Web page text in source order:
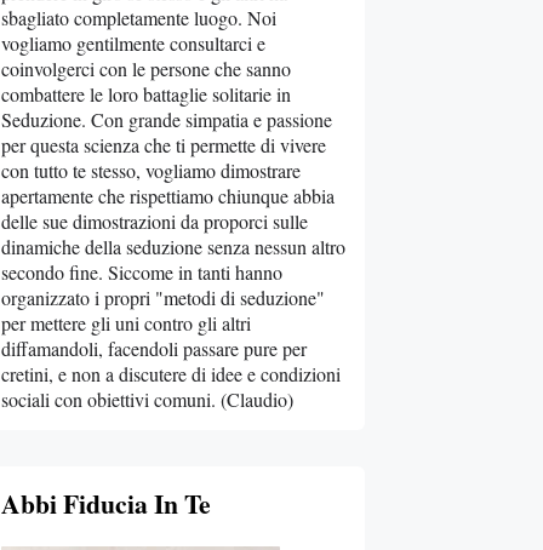
sbagliato completamente luogo. Noi
vogliamo gentilmente consultarci e
coinvolgerci con le persone che sanno
combattere le loro battaglie solitarie in
Seduzione. Con grande simpatia e passione
per questa scienza che ti permette di vivere
con tutto te stesso, vogliamo dimostrare
apertamente che rispettiamo chiunque abbia
delle sue dimostrazioni da proporci sulle
dinamiche della seduzione senza nessun altro
secondo fine. Siccome in tanti hanno
organizzato i propri "metodi di seduzione"
per mettere gli uni contro gli altri
diffamandoli, facendoli passare pure per
cretini, e non a discutere di idee e condizioni
sociali con obiettivi comuni. (Claudio)
Abbi Fiducia In Te